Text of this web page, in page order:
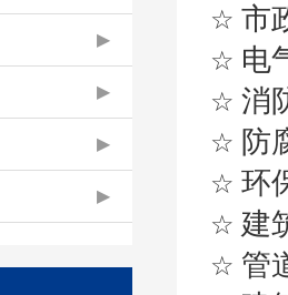
▶
▶
▶
▶
☆ 市
☆ 电
☆ 消
☆ 防
☆ 环
☆ 建
☆ 管